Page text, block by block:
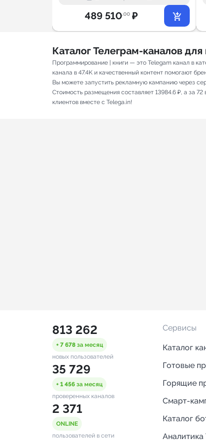
489 510.00 ₽
Каталог Телеграм-каналов
Программирование | книги — это Telegam канал в
канала в 47.4K и качественный контент помогают
Вы можете запустить рекламную кампанию через
Стоимость размещения составляет 13984.6 ₽, а за
клиентов вместе с Telega.in!
813 262
+ 7 678 за месяц
новых пользователей
35 729
+ 1 456 за месяц
проверенных каналов
2 371
ONLINE
пользователей в сети
Сервисы
Каталог
Готовые
Горящие
Смарт-
Каталог
Аналитика